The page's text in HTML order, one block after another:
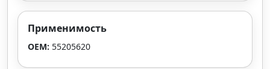
Применимость
OEM: 55205620